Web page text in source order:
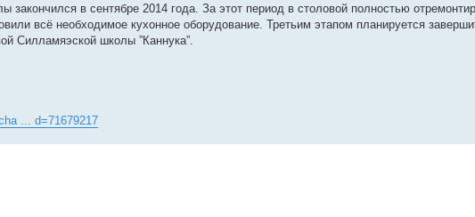
закончился в сентябре 2014 года. За этот период в столовой полностью
всё необходимое кухонное оборудование. Третьим этапом планируется
Силламяэской школы ”Каннука”.
... d=71679217